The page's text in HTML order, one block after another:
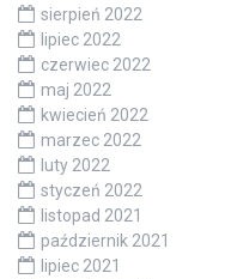
sierpień 2022
lipiec 2022
czerwiec 2022
maj 2022
kwiecień 2022
marzec 2022
luty 2022
styczeń 2022
listopad 2021
październik 2021
lipiec 2021